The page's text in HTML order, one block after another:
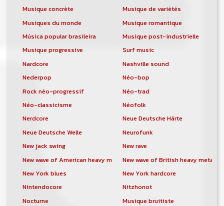
Musique concrète
Musique de variétés
Musiques du monde
Musique romantique
Música popular brasileira
Musique post-industrielle
Musique progressive
Surf music
Nardcore
Nashville sound
Nederpop
Néo-bop
Rock néo-progressif
Néo-trad
Néo-classicisme
Néofolk
Nerdcore
Neue Deutsche Härte
Neue Deutsche Welle
Neurofunk
New jack swing
New rave
New wave of American heavy metalNew wave of British heavy metal
New York blues
New York hardcore
Nintendocore
Nitzhonot
Nocturne
Musique bruitiste